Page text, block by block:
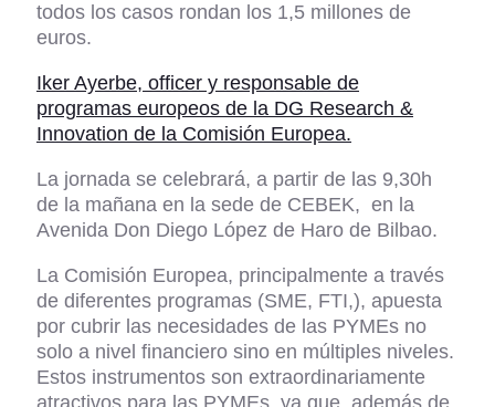
todos los casos rondan los 1,5 millones de
euros.
Iker Ayerbe, officer y responsable de
programas europeos de la DG Research &
Innovation de la Comisión Europea.
La jornada se celebrará, a partir de las 9,30h
de la mañana en la sede de CEBEK, en la
Avenida Don Diego López de Haro de Bilbao.
La Comisión Europea, principalmente a través
de diferentes programas (SME, FTI,), apuesta
por cubrir las necesidades de las PYMEs no
solo a nivel financiero sino en múltiples niveles.
Estos instrumentos son extraordinariamente